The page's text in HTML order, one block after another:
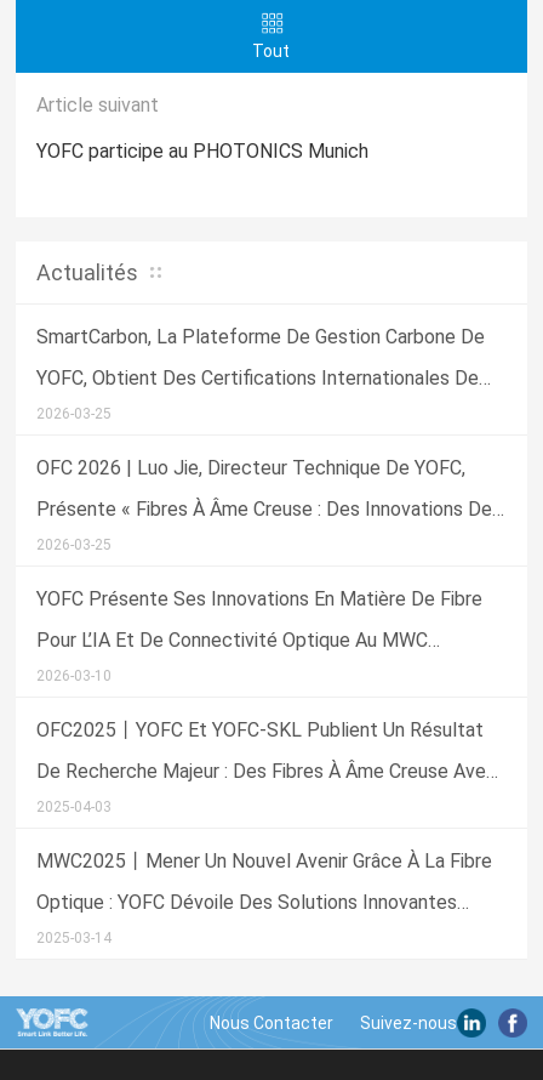
Tout
Article suivant
YOFC participe au PHOTONICS Munich
Actualités
SmartCarbon, La Plateforme De Gestion Carbone De
YOFC, Obtient Des Certifications Internationales De
Référence Et Des Distinctions Sectorielles
2026-03-25
OFC 2026 | Luo Jie, Directeur Technique De YOFC,
Présente « Fibres À Âme Creuse : Des Innovations De
Laboratoire Aux Applications Commerciales »
2026-03-25
YOFC Présente Ses Innovations En Matière De Fibre
Pour L’IA Et De Connectivité Optique Au MWC
Barcelona 2026
2026-03-10
OFC2025丨YOFC Et YOFC-SKL Publient Un Résultat
De Recherche Majeur : Des Fibres À Âme Creuse Avec
Une Atténuation Minimale De 0,05 DB/km
2025-04-03
MWC2025丨Mener Un Nouvel Avenir Grâce À La Fibre
Optique : YOFC Dévoile Des Solutions Innovantes
Pilotées Par L'IA Au MWC De Barcelone
2025-03-14
Nous Contacter